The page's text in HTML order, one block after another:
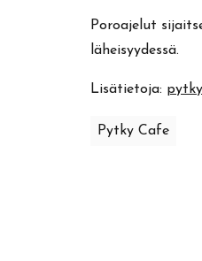
Poroajelut
läheisyydessä.
Lisätietoja:
Pytky Cafe